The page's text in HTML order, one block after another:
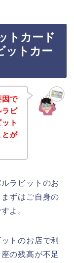
トカード
ットカー
因で
ラビ
ト
とが
ラビットのお
ずはご自身の
よ。
トのお店で利
の残高が不足